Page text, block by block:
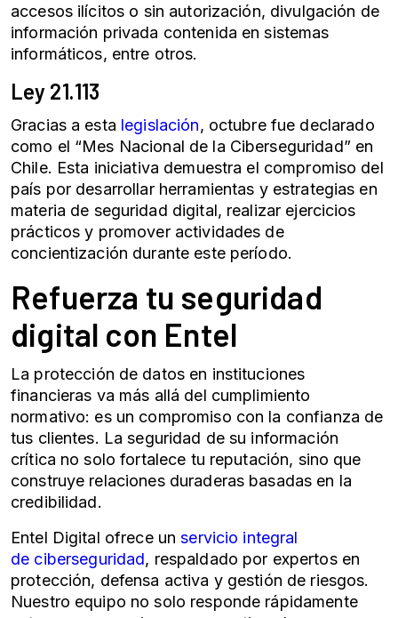
accesos ilícitos o sin autorización, divulgación de
información privada contenida en sistemas
informáticos, entre otros.
Ley 21.113
Gracias a esta legislación, octubre fue declarado
como el “Mes Nacional de la Ciberseguridad” en
Chile. Esta iniciativa demuestra el compromiso del
país por desarrollar herramientas y estrategias en
materia de seguridad digital, realizar ejercicios
prácticos y promover actividades de
concientización durante este período.
Refuerza tu seguridad
digital con Entel
La protección de datos en instituciones
financieras va más allá del cumplimiento
normativo: es un compromiso con la confianza de
tus clientes. La seguridad de su información
crítica no solo fortalece tu reputación, sino que
construye relaciones duraderas basadas en la
credibilidad.
Entel Digital ofrece un servicio integral
de ciberseguridad, respaldado por expertos en
protección, defensa activa y gestión de riesgos.
Nuestro equipo no solo responde rápidamente